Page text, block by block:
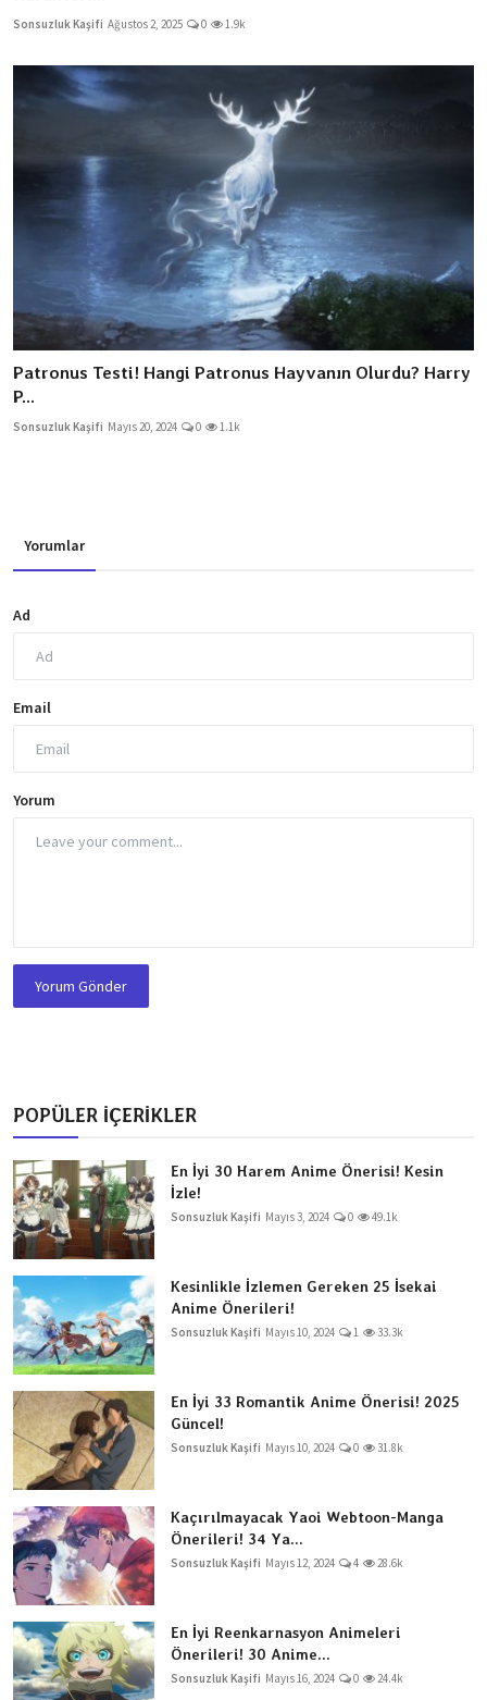
Sonsuzluk Kaşifi Ağustos 2, 2025 0 1.9k
Patronus Testi! Hangi Patronus Hayvanın Olurdu? Harry
P...
Sonsuzluk Kaşifi Mayıs 20, 2024 0 1.1k
Yorumlar
Ad
Email
Yorum
Yorum Gönder
POPÜLER İÇERİKLER
En İyi 30 Harem Anime Önerisi! Kesin
İzle!
Sonsuzluk Kaşifi Mayıs 3, 2024 0 49.1k
Kesinlikle İzlemen Gereken 25 İsekai
Anime Önerileri!
Sonsuzluk Kaşifi Mayıs 10, 2024 1 33.3k
En İyi 33 Romantik Anime Önerisi! 2025
Güncel!
Sonsuzluk Kaşifi Mayıs 10, 2024 0 31.8k
Kaçırılmayacak Yaoi Webtoon-Manga
Önerileri! 34 Ya...
Sonsuzluk Kaşifi Mayıs 12, 2024 4 28.6k
En İyi Reenkarnasyon Animeleri
Önerileri! 30 Anime...
Sonsuzluk Kaşifi Mayıs 16, 2024 0 24.4k